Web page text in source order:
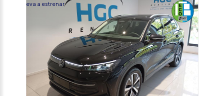
Nueva a estrenar